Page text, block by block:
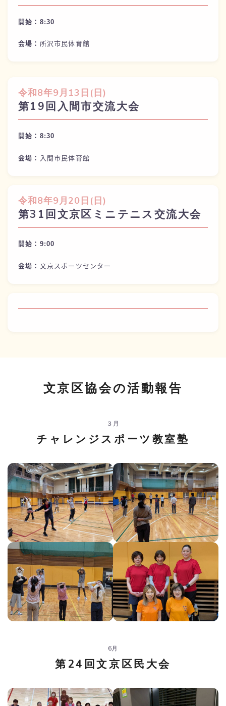
開始：8:30
会場： 所沢市民体育館
令和8年9月13日(日)
第19回入間市交流大会
開始：8:30
会場： 入間市民体育館
令和8年9月20日(日)
第31回文京区ミニテニス交流大会
開始：9:00
会場： 文京スポーツセンター
文京区協会の活動報告
３月
チャレンジスポーツ教室塾
6月
第24回文京区民大会